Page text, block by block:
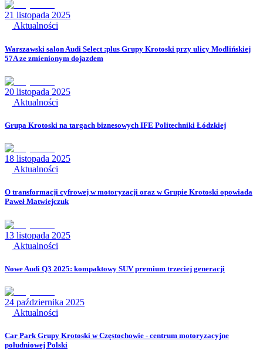
21 listopada 2025
Aktualności
Warszawski salon Audi Select :plus Grupy Krotoski przy ulicy Modlińskiej
57A ze zmienionym dojazdem
20 listopada 2025
Aktualności
Grupa Krotoski na targach biznesowych IFE Politechniki Łódzkiej
18 listopada 2025
Aktualności
O transformacji cyfrowej w motoryzacji oraz w Grupie Krotoski opowiada
Paweł Matwiejczuk
13 listopada 2025
Aktualności
Nowe Audi Q3 2025: kompaktowy SUV premium trzeciej generacji
24 października 2025
Aktualności
Car Park Grupy Krotoski w Częstochowie - centrum motoryzacyjne
południowej Polski